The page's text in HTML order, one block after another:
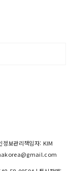
보관리책임자: KIM